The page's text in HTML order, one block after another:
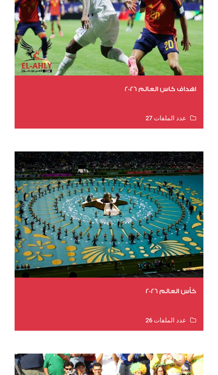
اهداف كاس العالم 2026
عدد الملفات 27
كأس العالم 2026
عدد الملفات 26